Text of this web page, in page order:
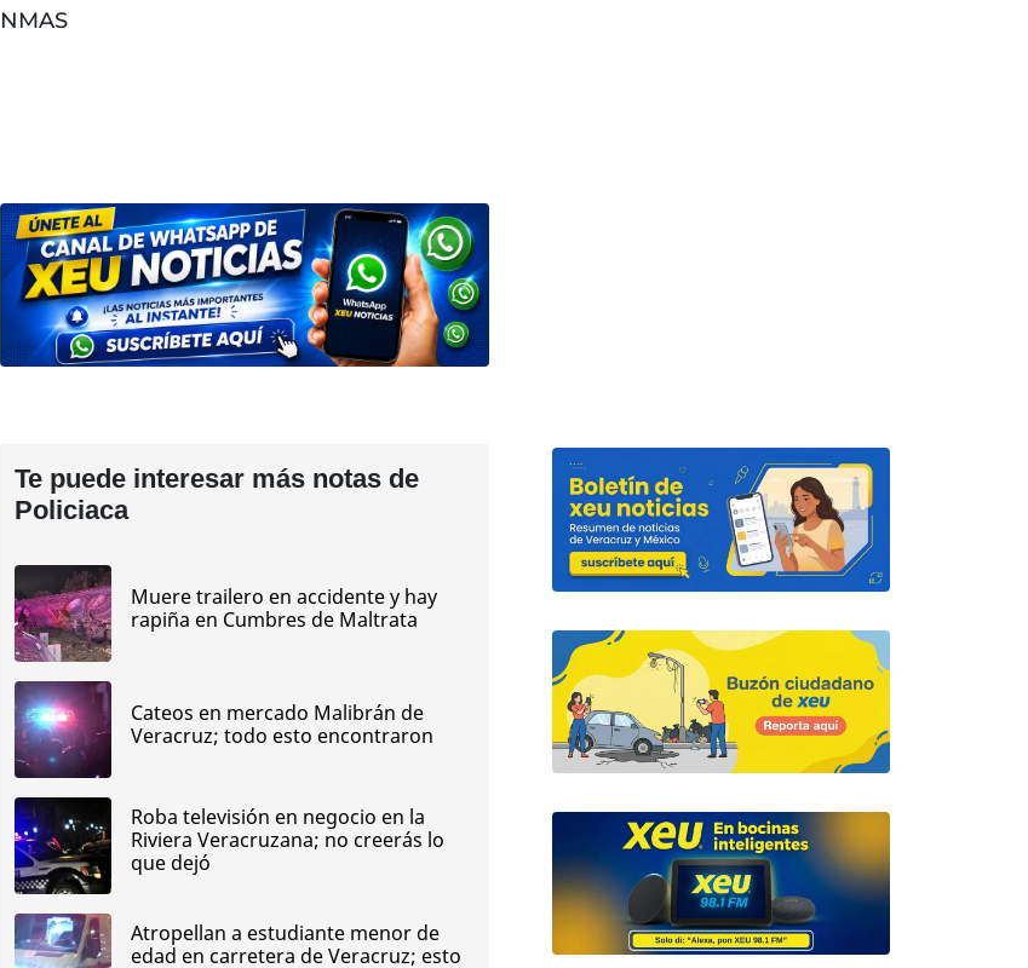
NMAS
Te puede interesar más notas de
Policiaca
Muere trailero en accidente y hay
rapiña en Cumbres de Maltrata
Cateos en mercado Malibrán de
Veracruz; todo esto encontraron
Roba televisión en negocio en la
Riviera Veracruzana; no creerás lo
que dejó
Atropellan a estudiante menor de
edad en carretera de Veracruz; esto